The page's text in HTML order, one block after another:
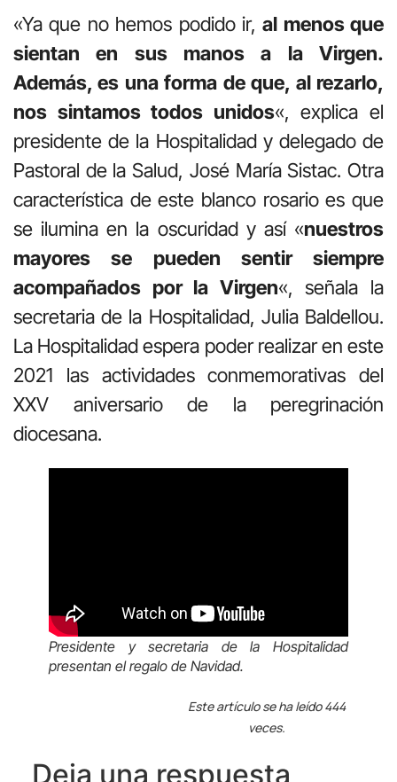
«Ya que no hemos podido ir,al menos que
sientan en sus manos a la Virgen.
Además, es una forma de que, al rezarlo,
nos sintamos todos unidos«, explica el
presidente de la Hospitalidad y delegado de
Pastoral de la Salud, José María Sistac. Otra
característica de este blanco rosario es que
se ilumina en la oscuridad y así «nuestros
mayores se pueden sentir siempre
acompañados por la Virgen«, señala la
secretaria de la Hospitalidad, Julia Baldellou.
La Hospitalidad espera poder realizar en este
2021 las actividades conmemorativas del
XXV aniversario de la peregrinación
diocesana.
Presidente y secretaria de la Hospitalidad
presentan el regalo de Navidad.
Este artículo se ha leído 444
veces.
Deja una respuesta